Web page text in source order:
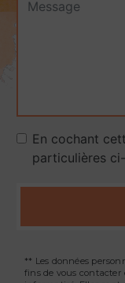
En cochant
particulières
** Les données
fins de vous